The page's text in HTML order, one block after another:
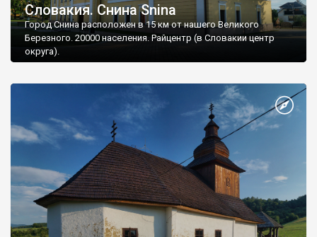
Словакия. Снина Snina
Город Снина расположен в 15 км от нашего Великого
Березного. 20000 населения. Райцентр (в Словакии центр
округа).